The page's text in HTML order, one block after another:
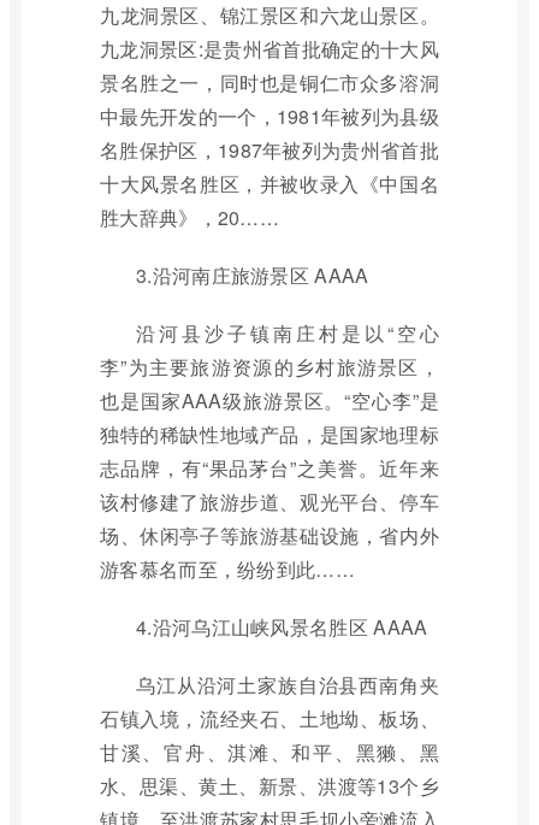
九龙洞景区、锦江景区和六龙山景区。
九龙洞景区:是贵州省首批确定的十大风
景名胜之一，同时也是铜仁市众多溶洞
中最先开发的一个，1981年被列为县级
名胜保护区，1987年被列为贵州省首批
十大风景名胜区，并被收录入《中国名
胜大辞典》，20……
3.沿河南庄旅游景区 AAAA
沿河县沙子镇南庄村是以“空心
李”为主要旅游资源的乡村旅游景区，
也是国家AAA级旅游景区。“空心李”是
独特的稀缺性地域产品，是国家地理标
志品牌，有“果品茅台”之美誉。近年来
该村修建了旅游步道、观光平台、停车
场、休闲亭子等旅游基础设施，省内外
游客慕名而至，纷纷到此……
4.沿河乌江山峡风景名胜区 AAAA
乌江从沿河土家族自治县西南角夹
石镇入境，流经夹石、土地坳、板场、
甘溪、官舟、淇滩、和平、黑獭、黑
水、思渠、黄土、新景、洪渡等13个乡